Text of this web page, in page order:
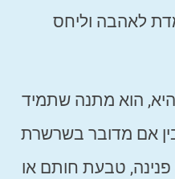
לאהבה וליחס
הוא מתנה שתמיד
אם מדובר בשרשרת
פנינה, טבעת חותם או